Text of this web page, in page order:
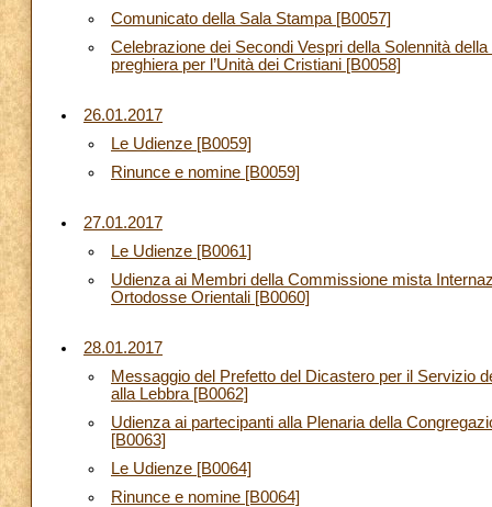
Comunicato della Sala Stampa [B0057]
Celebrazione dei Secondi Vespri della Solennità
preghiera per l’Unità dei Cristiani [B0058]
26.01.2017
Le Udienze [B0059]
Rinunce e nomine [B0059]
27.01.2017
Le Udienze [B0061]
Udienza ai Membri della Commissione mista
Ortodosse Orientali [B0060]
28.01.2017
Messaggio del Prefetto del Dicastero per il Servizio
alla Lebbra [B0062]
Udienza ai partecipanti alla Plenaria della
[B0063]
Le Udienze [B0064]
Rinunce e nomine [B0064]